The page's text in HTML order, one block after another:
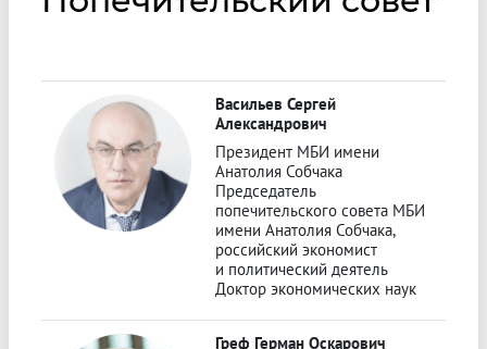
Васильев Сергей
Александрович
Президент МБИ имени
Анатолия Собчака
Председатель
попечительского совета МБИ
имени Анатолия Собчака,
российский экономист
и политический деятель
Доктор экономических наук
Греф Герман Оскарович